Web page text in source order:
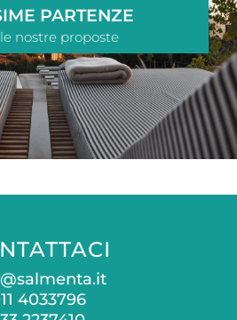
PARTENZE
nostre proposte
4033796